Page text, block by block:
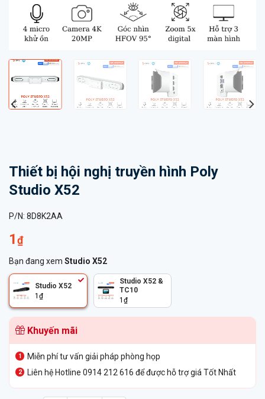
Thiết bị hội nghị truyền hình Poly
Studio X52
P/N: 8D8K2AA
1₫
Bạn đang xem Studio X52
Studio X52
1 ₫
Studio X52 &
TC10
1 ₫
Khuyến mãi
Miễn phí tư vấn giải pháp phòng họp
Liên hệ Hotline 0914 212 616 để được hỗ trợ giá Tốt Nhất